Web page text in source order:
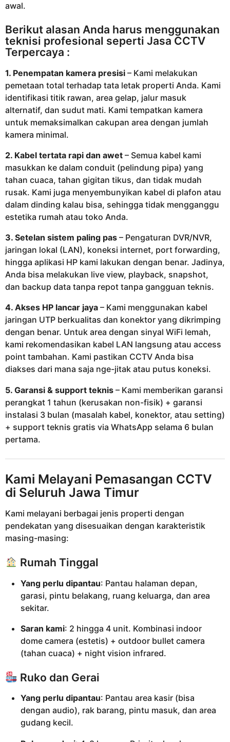
awal.
Berikut alasan Anda harus menggunakan
teknisi profesional seperti Jasa CCTV
Terpercaya :
1. Penempatan kamera presisi – Kami melakukan
pemetaan total terhadap tata letak properti Anda. Kami
identifikasi titik rawan, area gelap, jalur masuk
alternatif, dan sudut mati. Kami tempatkan kamera
untuk memaksimalkan cakupan area dengan jumlah
kamera minimal.
2. Kabel tertata rapi dan awet – Semua kabel kami
masukkan ke dalam conduit (pelindung pipa) yang
tahan cuaca, tahan gigitan tikus, dan tidak mudah
rusak. Kami juga menyembunyikan kabel di plafon atau
dalam dinding kalau bisa, sehingga tidak mengganggu
estetika rumah atau toko Anda.
3. Setelan sistem paling pas – Pengaturan DVR/NVR,
jaringan lokal (LAN), koneksi internet, port forwarding,
hingga aplikasi HP kami lakukan dengan benar. Jadinya,
Anda bisa melakukan live view, playback, snapshot,
dan backup data tanpa repot tanpa gangguan teknis.
4. Akses HP lancar jaya – Kami menggunakan kabel
jaringan UTP berkualitas dan konektor yang dikrimping
dengan benar. Untuk area dengan sinyal WiFi lemah,
kami rekomendasikan kabel LAN langsung atau access
point tambahan. Kami pastikan CCTV Anda bisa
diakses dari mana saja nge-jitak atau putus koneksi.
5. Garansi & support teknis – Kami memberikan garansi
perangkat 1 tahun (kerusakan non-fisik) + garansi
instalasi 3 bulan (masalah kabel, konektor, atau setting)
+ support teknis gratis via WhatsApp selama 6 bulan
pertama.
Kami Melayani Pemasangan CCTV
di Seluruh Jawa Timur
Kami melayani berbagai jenis properti dengan
pendekatan yang disesuaikan dengan karakteristik
masing-masing:
Rumah Tinggal
Yang perlu dipantau: Pantau halaman depan,
garasi, pintu belakang, ruang keluarga, dan area
sekitar.
Saran kami: 2 hingga 4 unit. Kombinasi indoor
dome camera (estetis) + outdoor bullet camera
(tahan cuaca) + night vision infrared.
Ruko dan Gerai
Yang perlu dipantau: Pantau area kasir (bisa
dengan audio), rak barang, pintu masuk, dan area
gudang kecil.